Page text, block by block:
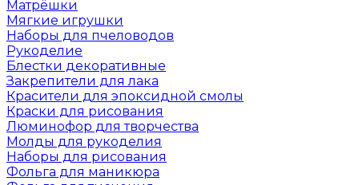
Матрёшки
Мягкие игрушки
Наборы для пчеловодов
Рукоделие
Блестки декоративные
Закрепители для лака
Красители для эпоксидной смолы
Краски для рисования
Люминофор для творчества
Молды для рукоделия
Наборы для рисования
Фольга для маникюра